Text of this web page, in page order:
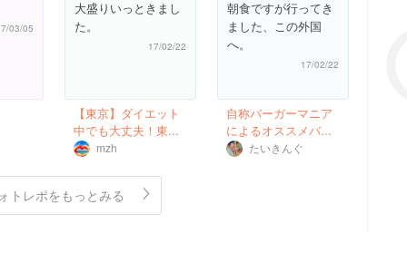
03/05
大盛りいっときまし
た。
17/02/22
【東京】ダイエット
中でも大丈夫！東...
mzh
朝食ですが行ってき
ました、この外国
へ。
17/02/22
自称バーガーマニア
によるオススメバ...
たいきんぐ
トレポをもっとみる